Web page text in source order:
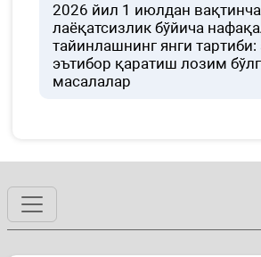
2026 йил 1 июлдан
лаёқатсизлик бўйича
тайинлашнинг янги
эътибор қаратиш лозим
масалалар